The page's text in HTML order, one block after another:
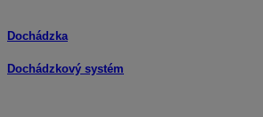
Dochádzka
Dochádzkový systém